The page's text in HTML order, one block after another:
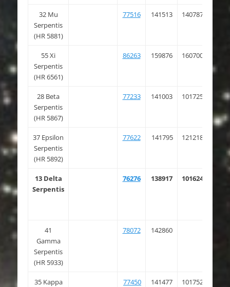
32 Mu
Serpentis
(HR 5881)
77516 141513 140787
55 Xi
Serpentis
(HR 6561)
86263 159876 160700
28 Beta
Serpentis
(HR 5867)
77233 141003 101725
15
37 Epsilon
Serpentis
(HR 5892)
77622 141795 121218
13 Delta
Serpentis
76276 138917 101624
41
Gamma
Serpentis
(HR 5933)
78072 142860
35 Kappa
77450 141477 101752